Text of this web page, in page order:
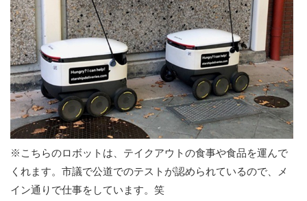
※こちらのロボットは、テイクアウトの食事や食品を運んで
くれます。市議で公道でのテストが認められているので、メ
イン通りで仕事をしています。笑